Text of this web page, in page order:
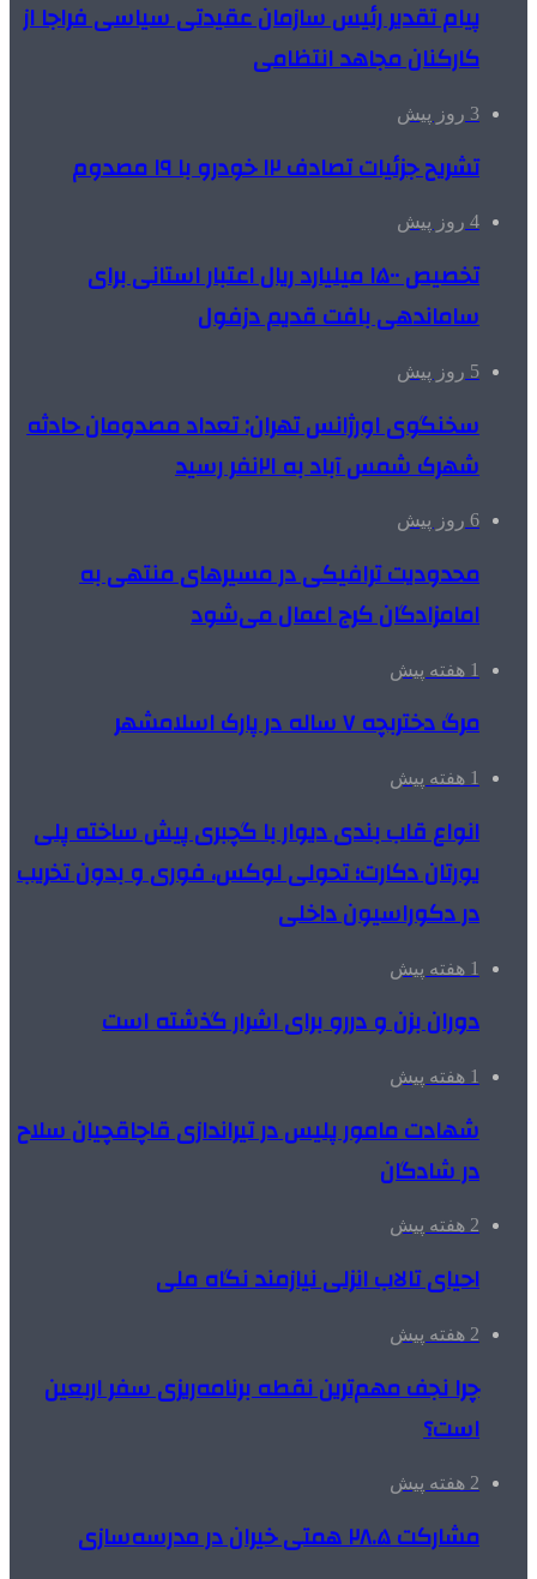
پیام تقدیر رئیس سازمان عقیدتی سیاسی فراجا از
کارکنان مجاهد انتظامی
3 روز پیش
تشریح جزئیات تصادف ۱۲ خودرو با ۱۹ مصدوم
4 روز پیش
تخصیص ۱۵۰۰ میلیارد ریال اعتبار استانی برای
ساماندهی بافت قدیم دزفول
5 روز پیش
سخنگوی اورژانس تهران: تعداد مصدومان حادثه
شهرک شمس آباد به ۲۱نفر رسید
6 روز پیش
محدودیت ترافیکی در مسیرهای منتهی به
امامزادگان کرج اعمال می‌شود
1 هفته پیش
مرگ دختربچه ۷ ساله در پارک اسلامشهر
1 هفته پیش
انواع قاب بندی دیوار با گچبری پیش ساخته پلی
یورتان دکارت؛ تحولی لوکس، فوری و بدون تخریب
در دکوراسیون داخلی
1 هفته پیش
دوران بزن و دررو برای اشرار گذشته است
1 هفته پیش
شهادت مامور پلیس در تیراندازی قاچاقچیان سلاح
در شادگان
2 هفته پیش
احیای تالاب انزلی نیازمند نگاه ملی
2 هفته پیش
چرا نجف مهم‌ترین نقطه برنامه‌ریزی سفر اربعین
است؟
2 هفته پیش
مشارکت ۲۸.۵ همتی خیران در مدرسه‌سازی